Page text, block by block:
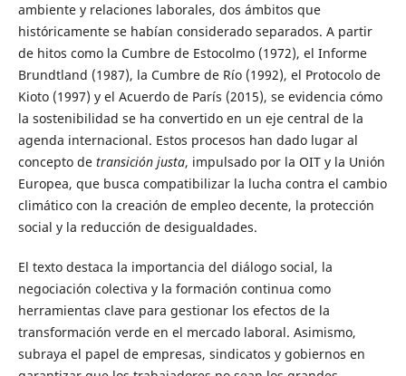
ambiente y relaciones laborales, dos ámbitos que
históricamente se habían considerado separados. A partir
de hitos como la Cumbre de Estocolmo (1972), el Informe
Brundtland (1987), la Cumbre de Río (1992), el Protocolo de
Kioto (1997) y el Acuerdo de París (2015), se evidencia cómo
la sostenibilidad se ha convertido en un eje central de la
agenda internacional. Estos procesos han dado lugar al
concepto de transición justa, impulsado por la OIT y la Unión
Europea, que busca compatibilizar la lucha contra el cambio
climático con la creación de empleo decente, la protección
social y la reducción de desigualdades.
El texto destaca la importancia del diálogo social, la
negociación colectiva y la formación continua como
herramientas clave para gestionar los efectos de la
transformación verde en el mercado laboral. Asimismo,
subraya el papel de empresas, sindicatos y gobiernos en